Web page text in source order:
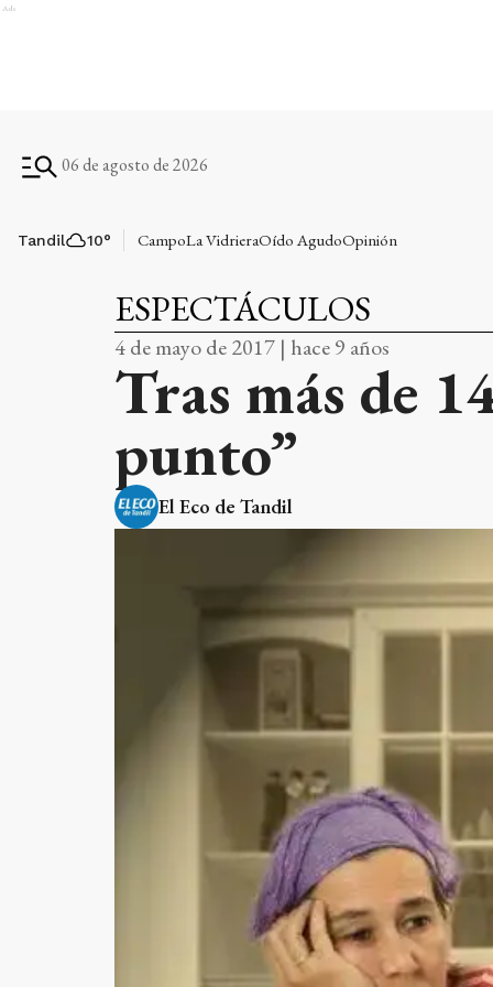
Ads
06 de agosto de 2026
Tandil 10° CampoLa VidrieraOído AgudoOpinión
ESPECTÁCULOS
4 de mayo de 2017 | hace 9 años
Tras más de
punto”
El Eco de Tandil